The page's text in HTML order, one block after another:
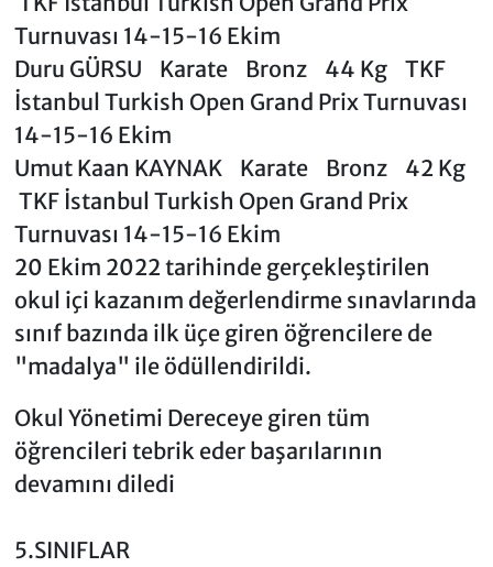
Turnuvası 14-15-16 Ekim
Duru GÜRSU Karate Bronz 44 Kg TKF
İstanbul Turkish Open Grand Prix Turnuvası
14-15-16 Ekim
Umut Kaan KAYNAK Karate Bronz 42 Kg
TKF İstanbul Turkish Open Grand Prix
Turnuvası 14-15-16 Ekim
20 Ekim 2022 tarihinde gerçekleştirilen
okul içi kazanım değerlendirme sınavlarında
sınıf bazında ilk üçe giren öğrencilere de
"madalya" ile ödüllendirildi.
Okul Yönetimi Dereceye giren tüm
öğrencileri tebrik eder başarılarının
devamını diledi
5.SINIFLAR